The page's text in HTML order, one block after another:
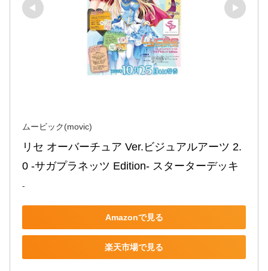
ムービック(movic)
リセ オーバーチュア Ver.ビジュアルアーツ 2.
0 -サガプラネッツ Edition- スターターデッキ
-
Amazonで見る
楽天市場で見る